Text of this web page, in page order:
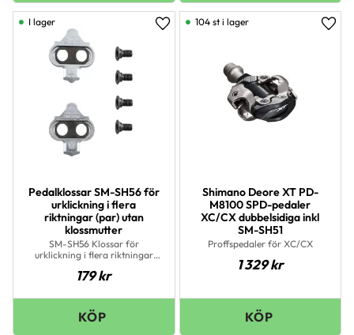
Pedalklossar SM-SH56 för
urklickning i flera
riktningar (par) utan
klossmutter
SM-SH56 Klossar för
urklickning i flera riktningar
179kr
Lägg till i favoriter
I lager
Shimano Deore XT PD-
M8100 SPD-pedaler
XC/CX dubbelsidiga inkl
SM-SH51
Proffspedaler för XC/CX
1 329kr
104 st i lager